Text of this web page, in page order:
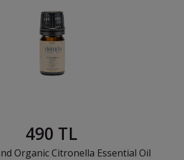
490 TL
Organic Citronella Essential Oil